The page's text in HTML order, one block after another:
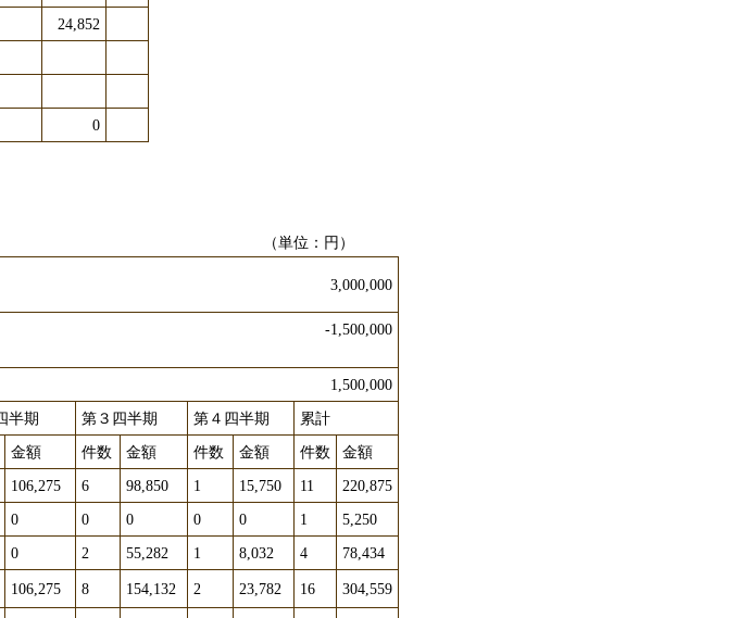
24,852
0
（単位：円）
3,000,000
-1,500,000
1,500,000
半期 第３四半期 第４四半期
累計
金額 件数 金額 件数 金額 件数
金額
106,275 6 98,850 1 15,750 11
220,875
0 0 0 0 0 1
5,250
0 2 55,282 1 8,032 4 78,434
106,275 8 154,132 2 23,782 16 304,559